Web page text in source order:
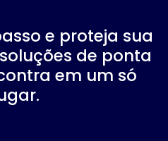
e proteja sua
de ponta
em um só